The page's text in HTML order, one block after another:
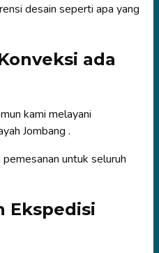
desain seperti apa yang
ada
kami melayani
Jombang .
untuk seluruh
Ekspedisi